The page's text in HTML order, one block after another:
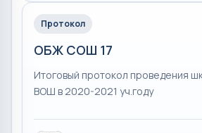
Протокол
ОБЖ СОШ 17
Итоговый протокол проведения
ВОШ в 2020-2021 уч.году